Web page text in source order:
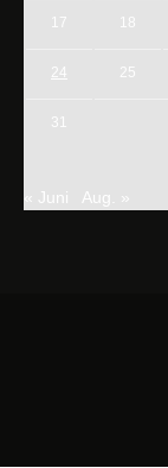
17 18
24 25
31
« Juni Aug. »